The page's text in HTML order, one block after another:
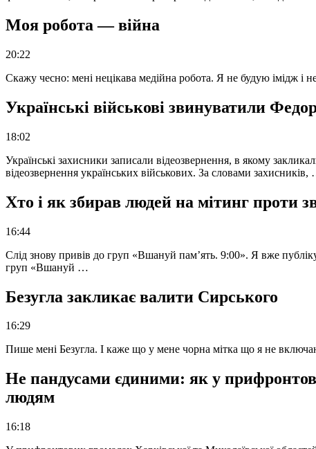
Моя робота — війна
20:22
Скажу чесно: мені нецікава медійна робота. Я не будую імідж
Українські військові звинуватили
18:02
Українські захисники записали відеозвернення, в якому
відеозвернення українських військових. За словами захисників,
Хто і як збирав людей на мітинг проти
16:44
Слід знову привів до груп «Вшануй пам’ять. 9:00». Я вже
груп «Вшануй …
Безугла закликає валити Сирського
16:29
Пише мені Безугла. І каже що у мене чорна мітка що я не
Не пандусами єдиними: як у
людям
16:18